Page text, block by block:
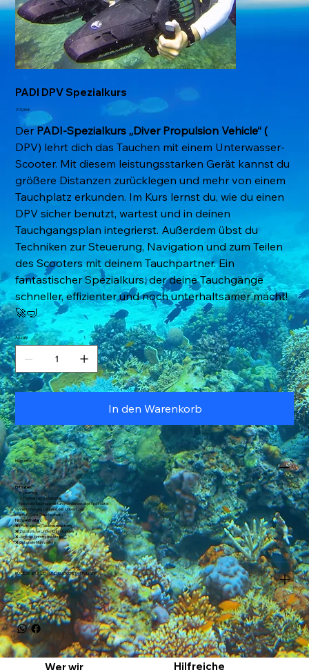
PADI DPV Spezialkurs
Preis
210,00 €
Der PADI-Spezialkurs „Diver Propulsion Vehicle“ (
DPV) lehrt dich das Tauchen mit einem Unterwasser-
Scooter. Mit diesem leistungsstarken Gerät kannst du
größere Distanzen zurücklegen und mehr von einem
Tauchplatz erkunden. Im Kurs lernst du, wie du einen
DPV sicher benutzt, wartest und in deinen
Tauchgangsplan integrierst. Außerdem übst du
Techniken zur Steuerung, Navigation und zum Teilen
des Scooters mit deinem Tauchpartner. Ein
fantastischer Spezialkurs, der deine Tauchgänge
schneller, effizienter und noch unterhaltsamer macht!
🚀🤿
Anzahl
In den Warenkorb
Mehr Infos
Enthalten:
✅ E-Learning
✅ 2 Freiwassertauchgänge
✅ Spezielle Tauchausrüstung für die jeweilige Spezialität
✅ Versicherung während des Unterrichts
✅ Ihre E-Card (Tauchschein)
Nicht enthalten:
❌ (Persönliche) Tauchausrüstung
❌ Zusätzliche Unterrichtsstunden
❌ Jegliche Eintrittsgebühren
❌ Optionale Mahlzeiten
RÜCKSENDUNGEN UND RÜCKERSTATTUNGEN
Wer wir
Hilfreiche